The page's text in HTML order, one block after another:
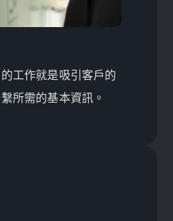
工作就是吸引客戶的
所需的基本資訊。